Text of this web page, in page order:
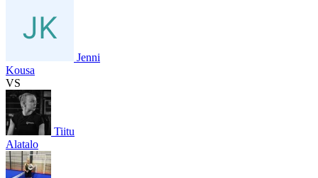
Jenni
Kousa
VS
Tiitu
Alatalo